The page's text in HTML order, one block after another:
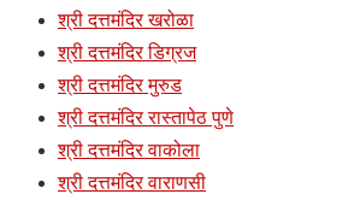
श्री दत्तमंदिर खरोळा
श्री दत्तमंदिर डिग्रज
श्री दत्तमंदिर मुरुड
श्री दत्तमंदिर रास्तापेठ पुणे
श्री दत्तमंदिर वाकोला
श्री दत्तमंदिर वाराणसी